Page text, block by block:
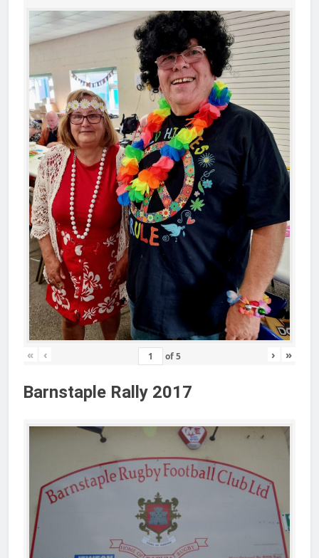
« ‹ of5 › »
Barnstaple Rally 2017